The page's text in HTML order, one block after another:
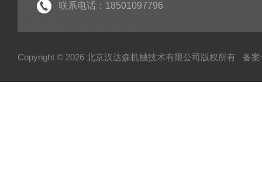
联系电话：18501097796
Copyright © 2026 北京汉达森机械技术有限公司版权所有 备案